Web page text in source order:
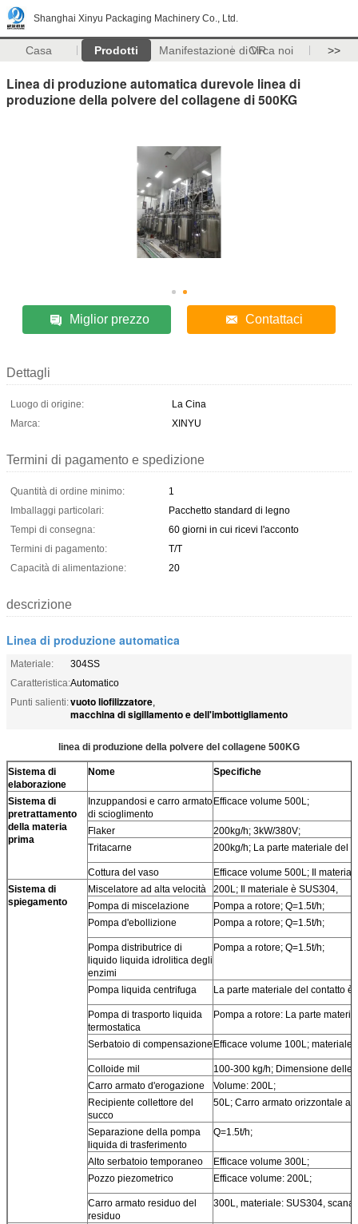
Shanghai Xinyu Packaging Machinery Co., Ltd.
Casa Prodotti Manifestazione di VRCirca noi >>
Linea di produzione automatica durevole linea di
produzione della polvere del collagene di 500KG
Miglior prezzo Contattaci
Dettagli
Luogo di origine:
La Cina
Marca:
XINYU
Termini di pagamento e spedizione
Quantità di ordine minimo:
1
Imballaggi particolari:
Pacchetto standard di legno
Tempi di consegna:
60 giorni in cui ricevi l'acconto
Termini di pagamento:
T/T
Capacità di alimentazione:
20
descrizione
Linea di produzione automatica
Materiale:
304SS
Caratteristica:Automatico
Punti salienti:vuoto liofilizzatore,
macchina di sigillamento e dell'imbottigliamento
linea di produzione della polvere del collagene 500KG
Sistema di
elaborazione
Nome Specifiche
Sistema di
pretrattamento
della materia
prima
Inzuppandosi e carro armato
di scioglimento
Efficace volume 500L;
Flaker
200kg/h; 3kW/380V;
Tritacarne
200kg/h; La parte materiale del
Cottura del vaso
Efficace volume 500L; Il
Sistema di
spiegamento
Miscelatore ad alta velocità
200L; Il materiale è SUS304,
Pompa di miscelazione
Pompa a rotore; Q=1.5t/h;
Pompa d'ebollizione
Pompa a rotore; Q=1.5t/h;
Pompa distributrice di
liquido liquida idrolitica degli
enzimi
Pompa a rotore; Q=1.5t/h;
Pompa liquida centrifuga La parte materiale del contatto è
Pompa di trasporto liquida
termostatica
Pompa a rotore: La parte
Serbatoio di compensazione Efficace volume 100L; materiale:
Colloide mil
100-300 kg/h; Dimensione delle
Carro armato d'erogazione
Volume: 200L;
Recipiente collettore del
succo
50L; Carro armato orizzontale a
Separazione della pompa
liquida di trasferimento
Q=1.5t/h;
Alto serbatoio temporaneo
Efficace volume 300L;
Pozzo piezometrico
Efficace volume: 200L;
Carro armato residuo del
residuo
300L, materiale: SUS304,